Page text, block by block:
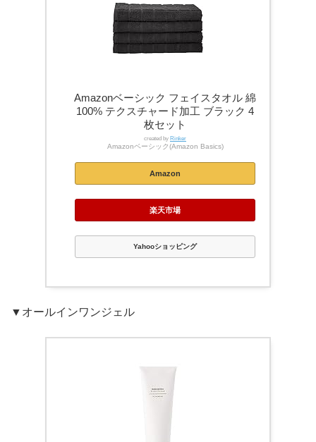
Amazonベーシック フェイスタオル 綿
100% テクスチャード加工 ブラック 4
枚セット
created by Rinker
Amazonベーシック(Amazon Basics)
Amazon
楽天市場
Yahooショッピング
▼オールインワンジェル